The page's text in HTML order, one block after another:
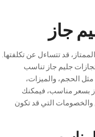
جاز
قد تتساءل عن تكلفتها.
جليم جاز تناسب
مثل الحجم، والميزات،
بسعر مناسب، فيمكنك
التي قد تكون